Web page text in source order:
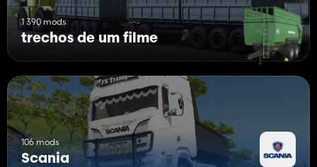
1 390 mods
trechos de um filme
106 mods
Scania